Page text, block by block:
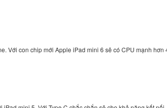
Với con chip mới Apple iPad mini 6 sẽ có CPU mạnh